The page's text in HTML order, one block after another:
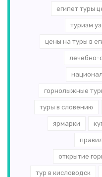
египет туры
туризм
цены на туры в
лечебно-
горнолыжные
туры в словению
ярмарки
открытие
тур в кисловодск